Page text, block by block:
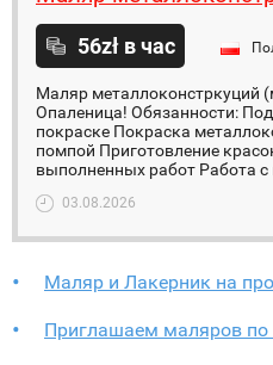
56zł в час
Маляр металлоконстркуций
Опаленица! Обязанности:
покраске Покраска
помпой Приготовление
выполненных работ Работа с
03.08.2026
Маляр и Лакерник на
Приглашаем маляров по